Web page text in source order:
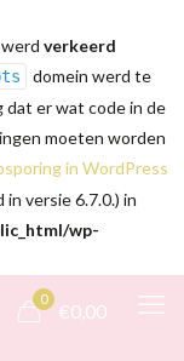
verkeerd
domein werd te
dat er wat code in de
moeten worden
in WordPress
versie 6.7.0.) in
wp-
0
€0,00